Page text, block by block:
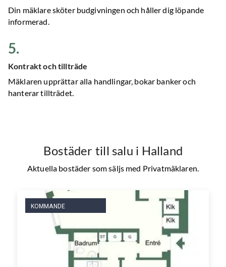
Din mäklare sköter budgivningen och håller dig löpande
informerad.
5.
Kontrakt och tillträde
Mäklaren upprättar alla handlingar, bokar banker och
hanterar tillträdet.
Bostäder till salu i Halland
Aktuella bostäder som säljs med Privatmäklaren.
KOMMANDE